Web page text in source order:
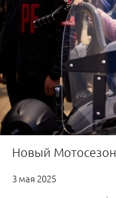
Новый Мотосезон
3 мая 2025